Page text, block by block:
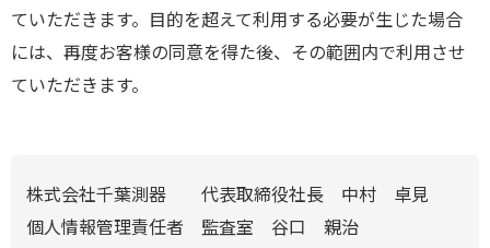
ていただきます。目的を超えて利用する必要が生じた場合
には、再度お客様の同意を得た後、その範囲内で利用させ
ていただきます。
株式会社千葉測器 代表取締役社長 中村 卓見
個人情報管理責任者 監査室 谷口 親治